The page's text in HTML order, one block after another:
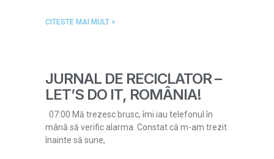
CITESTE MAI MULT >
JURNAL DE RECICLATOR –
LET’S DO IT, ROMÂNIA!
07:00 Mă trezesc brusc, îmi iau telefonul în
mână să verific alarma. Constat că m-am trezit
înainte să sune,